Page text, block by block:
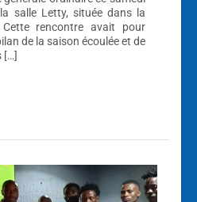
salle Letty, située dans la
Cette rencontre avait pour
de la saison écoulée et de
[…]